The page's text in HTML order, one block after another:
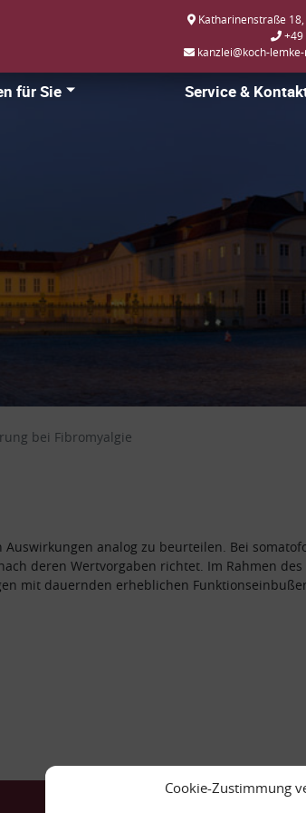
Cookie-Zustimmung
Katharinenstraße
+49
kanzlei@koch-
für Sie Service &
bei Fibromyalgie
analog zu beurteilen. Bei
deren Wertvorgaben richtet.
Im Rahmen des
mit dauernden erheblichen